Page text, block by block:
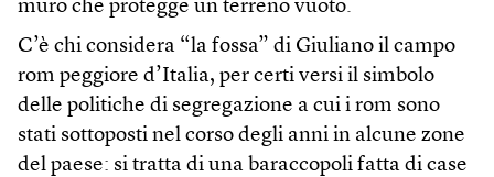
muro che protegge un terreno vuoto.
C’è chi considera “la fossa” di Giuliano il campo
rom peggiore d’Italia, per certi versi il simbolo
delle politiche di segregazione a cui i rom sono
stati sottoposti nel corso degli anni in alcune zone
del paese: si tratta di una baraccopoli fatta di case